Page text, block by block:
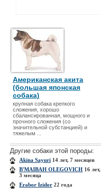
Американская акита
(большая японская
собака)
крупная собака крепкого
сложения, хорошо
сбалансированная, мощного и
прочного сложения (со
значительной субстанцией) и
тяжелым ...
Другие собаки этой породы:
Akina Sayuri 14 лет, 7 месяцев
B'MAIBAH OLEGOVICH 16 лет,
3 месяца
Erabor Izidor 22 года